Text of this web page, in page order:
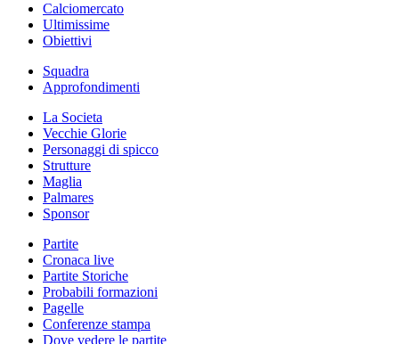
Calciomercato
Ultimissime
Obiettivi
Squadra
Approfondimenti
La Societa
Vecchie Glorie
Personaggi di spicco
Strutture
Maglia
Palmares
Sponsor
Partite
Cronaca live
Partite Storiche
Probabili formazioni
Pagelle
Conferenze stampa
Dove vedere le partite